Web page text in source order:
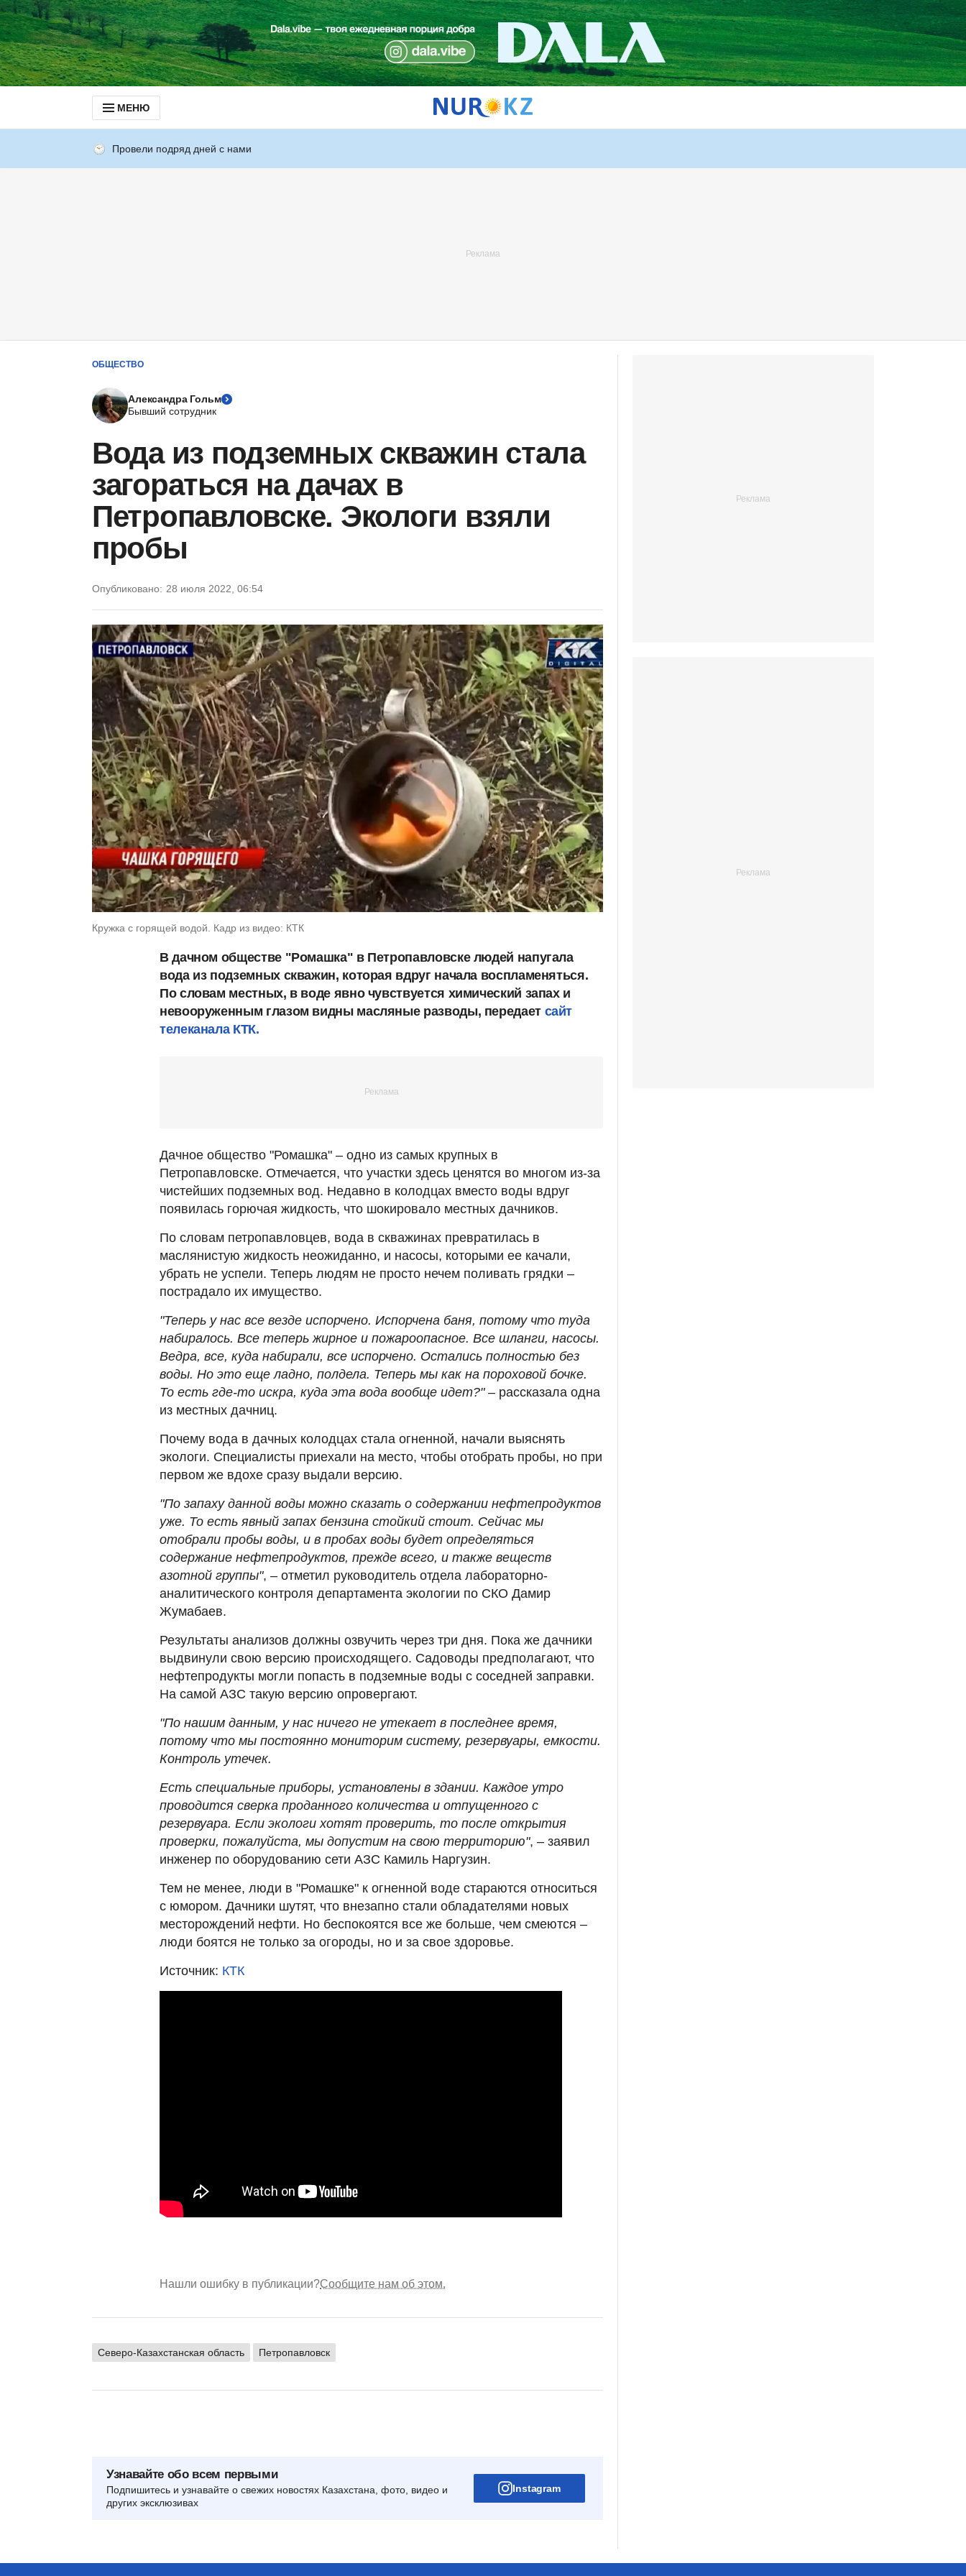
МЕНЮ
Провели подряд дней с нами
ОБЩЕСТВО
Александра Гольм
Бывший сотрудник
Вода из подземных скважин стала
загораться на дачах в
Петропавловске. Экологи взяли
пробы
Опубликовано: 28 июля 2022, 06:54
Кружка с горящей водой. Кадр из видео: КТК
В дачном обществе "Ромашка" в Петропавловске людей напугала
вода из подземных скважин, которая вдруг начала воспламеняться.
По словам местных, в воде явно чувствуется химический запах и
невооруженным глазом видны масляные разводы, передаетсайт
телеканала КТК.
Дачное общество "Ромашка" – одно из самых крупных в
Петропавловске. Отмечается, что участки здесь ценятся во многом из-за
чистейших подземных вод. Недавно в колодцах вместо воды вдруг
появилась горючая жидкость, что шокировало местных дачников.
По словам петропавловцев, вода в скважинах превратилась в
маслянистую жидкость неожиданно, и насосы, которыми ее качали,
убрать не успели. Теперь людям не просто нечем поливать грядки –
пострадало их имущество.
"Теперь у нас все везде испорчено. Испорчена баня, потому что туда
набиралось. Все теперь жирное и пожароопасное. Все шланги, насосы.
Ведра, все, куда набирали, все испорчено. Остались полностью без
воды. Но это еще ладно, полдела. Теперь мы как на пороховой бочке.
То есть где-то искра, куда эта вода вообще идет?"– рассказала одна
из местных дачниц.
Почему вода в дачных колодцах стала огненной, начали выяснять
экологи. Специалисты приехали на место, чтобы отобрать пробы, но при
первом же вдохе сразу выдали версию.
"По запаху данной воды можно сказать о содержании нефтепродуктов
уже. То есть явный запах бензина стойкий стоит. Сейчас мы
отобрали пробы воды, и в пробах воды будет определяться
содержание нефтепродуктов, прежде всего, и также веществ
азотной группы", – отметил руководитель отдела лабораторно-
аналитического контроля департамента экологии по СКО Дамир
Жумабаев.
Результаты анализов должны озвучить через три дня. Пока же дачники
выдвинули свою версию происходящего. Садоводы предполагают, что
нефтепродукты могли попасть в подземные воды с соседней заправки.
На самой АЗС такую версию опровергают.
"По нашим данным, у нас ничего не утекает в последнее время,
потому что мы постоянно мониторим систему, резервуары, емкости.
Контроль утечек.
Есть специальные приборы, установлены в здании. Каждое утро
проводится сверка проданного количества и отпущенного с
резервуара. Если экологи хотят проверить, то после открытия
проверки, пожалуйста, мы допустим на свою территорию", – заявил
инженер по оборудованию сети АЗС Камиль Наргузин.
Тем не менее, люди в "Ромашке" к огненной воде стараются относиться
с юмором. Дачники шутят, что внезапно стали обладателями новых
месторождений нефти. Но беспокоятся все же больше, чем смеются –
люди боятся не только за огороды, но и за свое здоровье.
Источник: КТК
Нашли ошибку в публикации?Сообщите нам об этом.
Северо-Казахстанская область Петропавловск
Узнавайте обо всем первыми
Подпишитесь и узнавайте о свежих новостях Казахстана, фото, видео и
других эксклюзивах
Instagram